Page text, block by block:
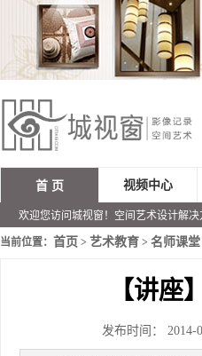
首 页
欢迎您访问城视窗！空间艺术设计解决
视频中心
当前位置： 首页 > 艺术教育 > 名师课堂
【讲座
发布时间： 2014-